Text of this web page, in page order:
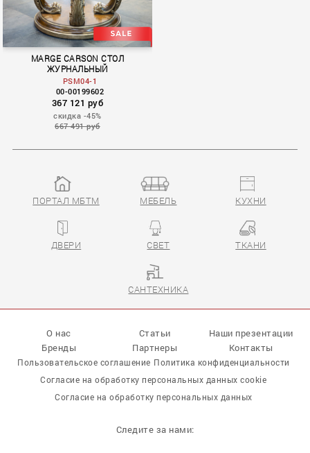
MARGE CARSON СТОЛ
ЖУРНАЛЬНЫЙ
PSM04-1
00-00199602
367 121 руб
скидка -45%
667 491 руб
ПОРТАЛ МБТМ МЕБЕЛЬ КУХНИ
ДВЕРИ СВЕТ ТКАНИ
САНТЕХНИКА
О нас Статьи
Наши презентации
Бренды
Партнеры Контакты
Пользовательское соглашение Политика конфиденциальности
Согласие на обработку персональных данных cookie
Согласие на обработку персональных данных
Следите за нами: